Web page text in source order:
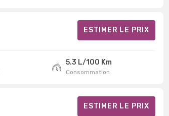
ESTIMER LE PRIX
5.3 L/100 Km
Consommation
ESTIMER LE PRIX